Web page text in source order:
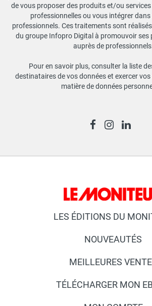
de vous proposer des produits et/ou
professionnelles ou vous intégrer
professionnels. Ces traitements sont
du groupe Infopro Digital à promouvoir ses
auprès de
Pour en savoir plus, consulter la liste
destinataires de vos données et exercer
matière de données
LES ÉDITIONS DU
NOUVEAUTÉS
MEILLEURES
TÉLÉCHARGER MON